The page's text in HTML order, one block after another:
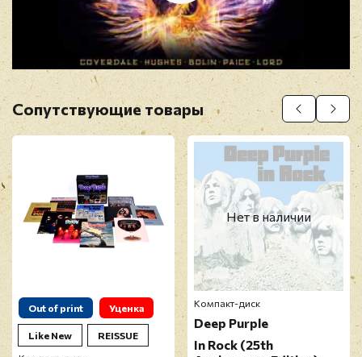
Прикрепить фото
Оставить отзыв
Перед публикацией отзывы проходят
модерацию
Сопутствующие товары
Out of print Уценка
Like New
REISSUE
Нет в наличии
Компакт-диск
Deep Purple
In Rock (25th